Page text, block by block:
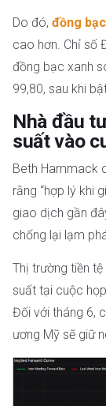
Do đó, đồng
cao hơn. Chỉ số
đồng bạc xanh
99,80, sau khi
Nhà đầu
suất vào
Beth Hammack
rằng “hợp lý khi
giao dịch gần
chống lại lạm
Thị trường tiền
suất tại cuộc
Đối với tháng 6,
ương Mỹ sẽ giữ